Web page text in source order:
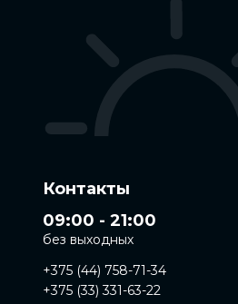
Контакты
09:00 - 21:00
без выходных
+375 (44) 758-71-34
+375 (33) 331-63-22